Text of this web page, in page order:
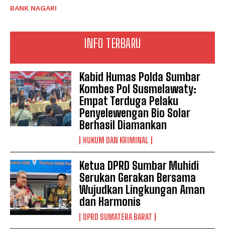
INFO TERBARU
Kabid Humas Polda Sumbar
Kombes Pol Susmelawaty:
Empat Terduga Pelaku
Penyelewengan Bio Solar
Berhasil Diamankan
HUKUM DAN KRIMINAL
Ketua DPRD Sumbar Muhidi
Serukan Gerakan Bersama
Wujudkan Lingkungan Aman
dan Harmonis
DPRD SUMATERA BARAT
BANK NAGARI